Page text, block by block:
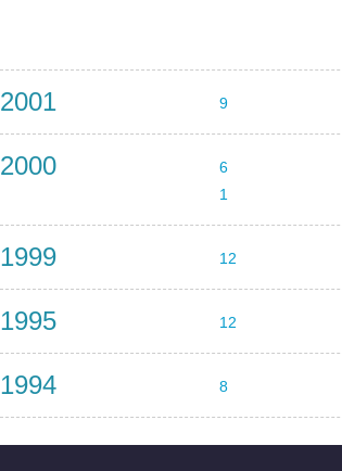
2001 9
2000 6
1
1999 12
1995 12
1994 8